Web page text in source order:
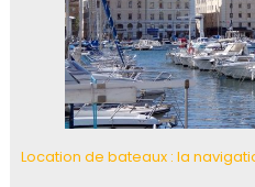
Location de bateaux : la